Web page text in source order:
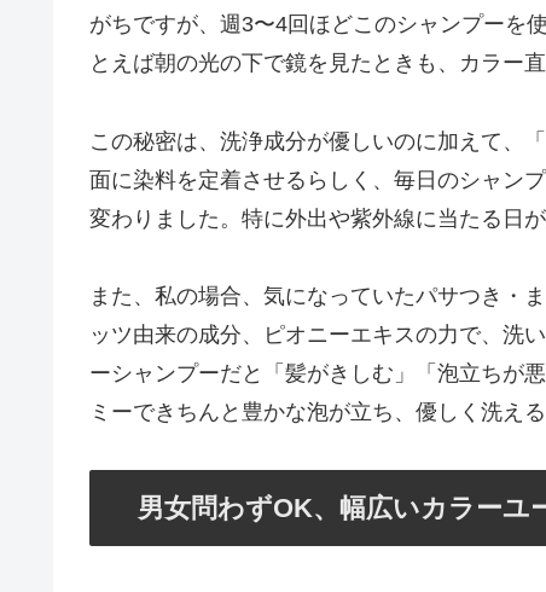
がちですが、週3〜4回ほどこのシャンプーを
とえば朝の光の下で鏡を見たときも、カラー
この秘密は、洗浄成分が優しいのに加えて、
面に染料を定着させるらしく、毎日のシャン
変わりました。特に外出や紫外線に当たる日
また、私の場合、気になっていたパサつき・
ッツ由来の成分、ピオニーエキスの力で、洗
ーシャンプーだと「髪がきしむ」「泡立ちが
ミーできちんと豊かな泡が立ち、優しく洗え
男女問わずOK、幅広いカラーユ